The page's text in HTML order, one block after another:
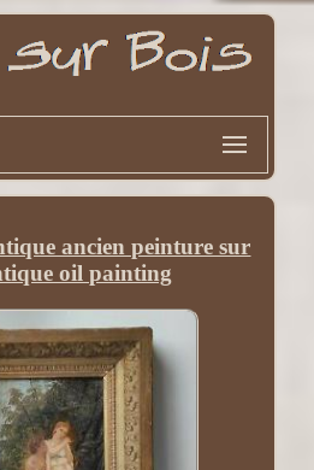
ancien peinture sur
oil painting